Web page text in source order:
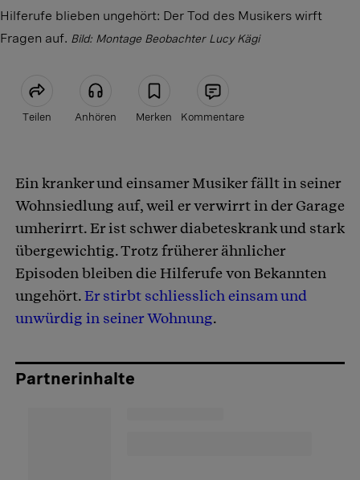
Hilferufe blieben ungehört: Der Tod des Musikers wirft
Fragen auf. Bild: Montage Beobachter Lucy Kägi
Teilen Anhören Merken Kommentare
Ein kranker und einsamer Musiker fällt in seiner
Wohnsiedlung auf, weil er verwirrt in der Garage
umherirrt. Er ist schwer diabeteskrank und stark
übergewichtig. Trotz früherer ähnlicher
Episoden bleiben die Hilferufe von Bekannten
ungehört.Er stirbt schliesslich einsam und
unwürdig in seiner Wohnung.
Partnerinhalte